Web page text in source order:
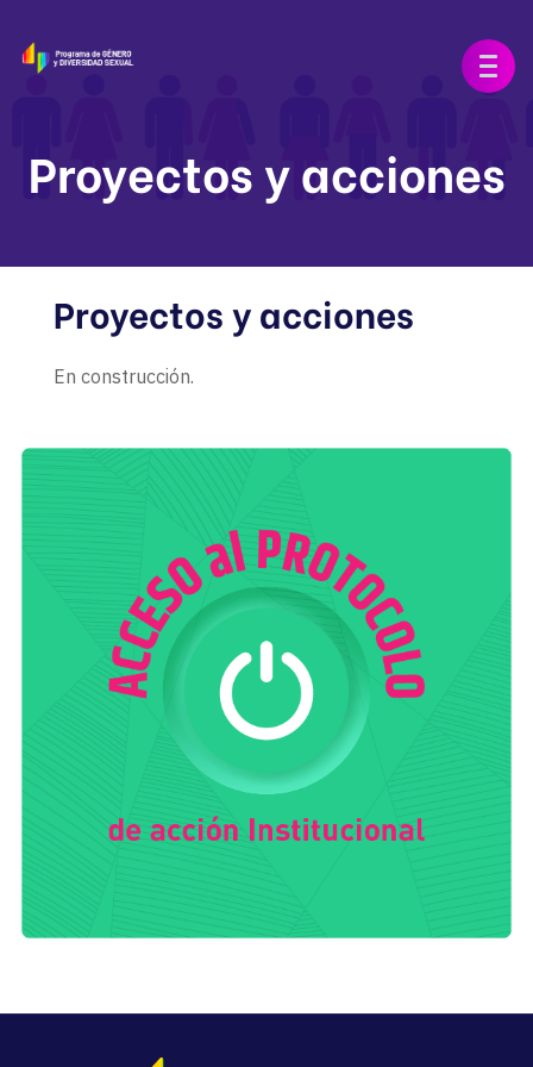
Proyectos y acciones
Proyectos y acciones
En construcción.